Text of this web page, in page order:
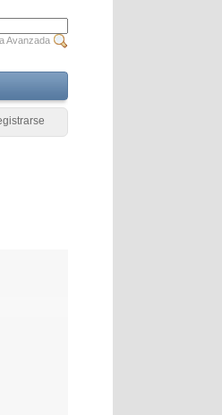
Avanzada